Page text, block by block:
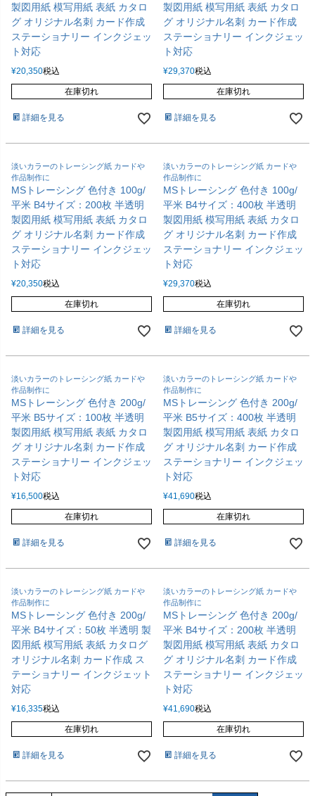
製図用紙 模写用紙 表紙 カタロ
グ オリジナル名刺 カード作成
ステーショナリー インクジェッ
ト対応
¥20,350税込
在庫切れ
詳細を見る
製図用紙 模写用紙 表紙 カタロ
グ オリジナル名刺 カード作成
ステーショナリー インクジェッ
ト対応
¥29,370税込
在庫切れ
詳細を見る
淡いカラーのトレーシング紙 カードや
作品制作に
MSトレーシング 色付き 100g/
平米 B4サイズ：200枚 半透明
製図用紙 模写用紙 表紙 カタロ
グ オリジナル名刺 カード作成
ステーショナリー インクジェッ
ト対応
¥20,350税込
在庫切れ
詳細を見る
淡いカラーのトレーシング紙 カードや
作品制作に
MSトレーシング 色付き 100g/
平米 B4サイズ：400枚 半透明
製図用紙 模写用紙 表紙 カタロ
グ オリジナル名刺 カード作成
ステーショナリー インクジェッ
ト対応
¥29,370税込
在庫切れ
詳細を見る
淡いカラーのトレーシング紙 カードや
作品制作に
MSトレーシング 色付き 200g/
平米 B5サイズ：100枚 半透明
製図用紙 模写用紙 表紙 カタロ
グ オリジナル名刺 カード作成
ステーショナリー インクジェッ
ト対応
¥16,500税込
在庫切れ
詳細を見る
淡いカラーのトレーシング紙 カードや
作品制作に
MSトレーシング 色付き 200g/
平米 B5サイズ：400枚 半透明
製図用紙 模写用紙 表紙 カタロ
グ オリジナル名刺 カード作成
ステーショナリー インクジェッ
ト対応
¥41,690税込
在庫切れ
詳細を見る
淡いカラーのトレーシング紙 カードや
作品制作に
MSトレーシング 色付き 200g/
平米 B4サイズ：50枚 半透明 製
図用紙 模写用紙 表紙 カタログ
オリジナル名刺 カード作成 ス
テーショナリー インクジェット
対応
¥16,335税込
在庫切れ
詳細を見る
淡いカラーのトレーシング紙 カードや
作品制作に
MSトレーシング 色付き 200g/
平米 B4サイズ：200枚 半透明
製図用紙 模写用紙 表紙 カタロ
グ オリジナル名刺 カード作成
ステーショナリー インクジェッ
ト対応
¥41,690税込
在庫切れ
詳細を見る